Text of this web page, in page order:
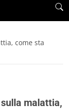
come sta
malattia,